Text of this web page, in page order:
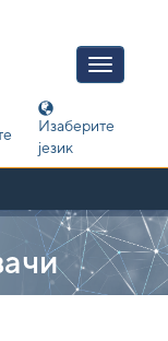
Изаберите
језик